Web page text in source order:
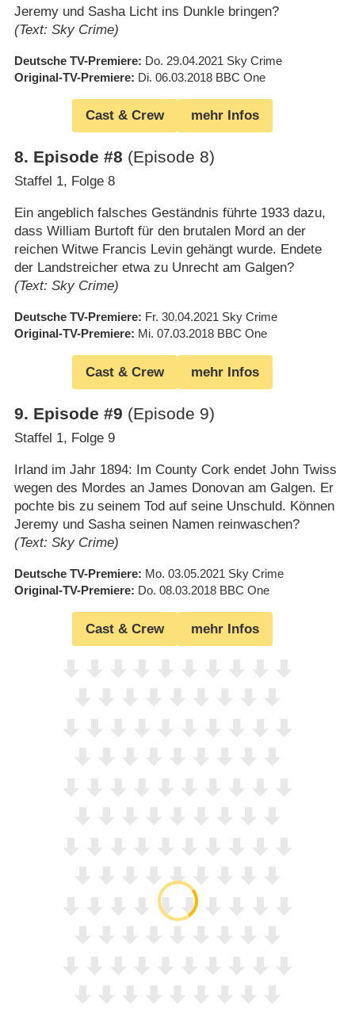
Jeremy und Sasha Licht ins Dunkle bringen?
(Text: Sky Crime)
Deutsche TV-Premiere Do. 29.04.2021 Sky Crime
Original-TV-Premiere Di. 06.03.2018 BBC One
Cast & Crew mehr Infos
8. Episode #8 (Episode 8)
Staffel 1, Folge 8
Ein angeblich falsches Geständnis führte 1933 dazu,
dass William Burtoft für den brutalen Mord an der
reichen Witwe Francis Levin gehängt wurde. Endete
der Landstreicher etwa zu Unrecht am Galgen?
(Text: Sky Crime)
Deutsche TV-Premiere Fr. 30.04.2021 Sky Crime
Original-TV-Premiere Mi. 07.03.2018 BBC One
Cast & Crew mehr Infos
9. Episode #9 (Episode 9)
Staffel 1, Folge 9
Irland im Jahr 1894: Im County Cork endet John Twiss
wegen des Mordes an James Donovan am Galgen. Er
pochte bis zu seinem Tod auf seine Unschuld. Können
Jeremy und Sasha seinen Namen reinwaschen?
(Text: Sky Crime)
Deutsche TV-Premiere Mo. 03.05.2021 Sky Crime
Original-TV-Premiere Do. 08.03.2018 BBC One
Cast & Crew mehr Infos